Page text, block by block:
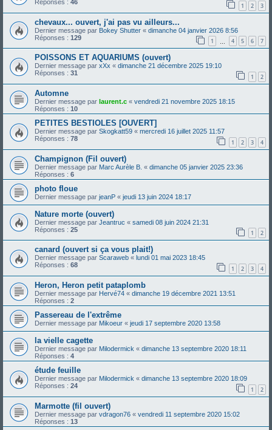
Réponses : 46 1 2 3
chevaux... ouvert, j'ai pas vu ailleurs...
Dernier message par Bokey Shutter « dimanche 04 janvier 2026 8:56
Réponses : 129 1 4 5 6 7
POISSONS ET AQUARIUMS (ouvert)
Dernier message par xXx « dimanche 21 décembre 2025 19:10
Réponses : 31 1 2
Automne
Dernier message par laurent.c « vendredi 21 novembre 2025 18:15
Réponses : 10
PETITES BESTIOLES [OUVERT]
Dernier message par Skogkatt59 « mercredi 16 juillet 2025 11:57
Réponses : 78 1 2 3 4
Champignon (Fil ouvert)
Dernier message par Marc Aurèle B. « dimanche 05 janvier 2025 23:36
Réponses : 6
photo floue
Dernier message par jeanP « jeudi 13 juin 2024 18:17
Nature morte (ouvert)
Dernier message par Jeantruc « samedi 08 juin 2024 21:31
Réponses : 25 1 2
canard (ouvert si ça vous plait!)
Dernier message par Scaraweb « lundi 01 mai 2023 18:45
Réponses : 68 1 2 3 4
Heron, Heron petit pataplomb
Dernier message par Hervé74 « dimanche 19 décembre 2021 13:51
Réponses : 2
Passereau de l'extrême
Dernier message par Mikoeur « jeudi 17 septembre 2020 13:58
la vielle cagette
Dernier message par Milodermick « dimanche 13 septembre 2020 18:11
Réponses : 4
étude feuille
Dernier message par Milodermick « dimanche 13 septembre 2020 18:09
Réponses : 24 1 2
Marmotte (fil ouvert)
Dernier message par vdragon76 « vendredi 11 septembre 2020 15:02
Réponses : 13